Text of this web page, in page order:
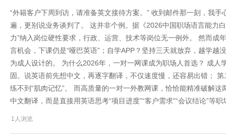
“外籍客户下周到访，请准备英文接待方案。” 收到邮件那一刻，我
遍，更别说业务谈判了。 这并非个例。据《2026中国职场语言能力
力”纳入岗位硬性要求，行政、运营、技术等岗位无一例外。 然而成
言机会，下课仍是“哑巴英语”；自学APP？坚持三天就放弃，越学
为成人设计的。 为什么2026年，一对一网课成为职场人首选？ 成
固。说英语前先想中文，再逐字翻译，不仅速度慢，还容易出错；
练不到“肌肉记忆”。 而高质量的一对一外教网课，恰恰能精准破解
中文翻译，而是直接用英语思考“项目进度”“客户需求”“会议结论”等
1人浏览